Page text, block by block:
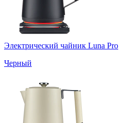
Электрический чайник Luna Pro
Черный